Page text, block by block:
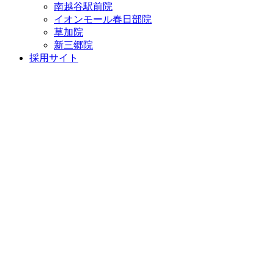
南越谷駅前院
イオンモール春日部院
草加院
新三郷院
採用サイト